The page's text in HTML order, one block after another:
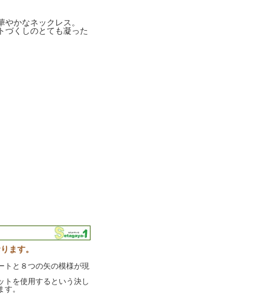
かなネックレス。
づくしのとても凝った
ます。
トと８つの矢の模様が現
トを使用するという決し
。